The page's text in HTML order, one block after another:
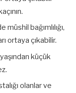
bağımlılığı,
ortaya çıkabilir.
küçük
olanlar ve